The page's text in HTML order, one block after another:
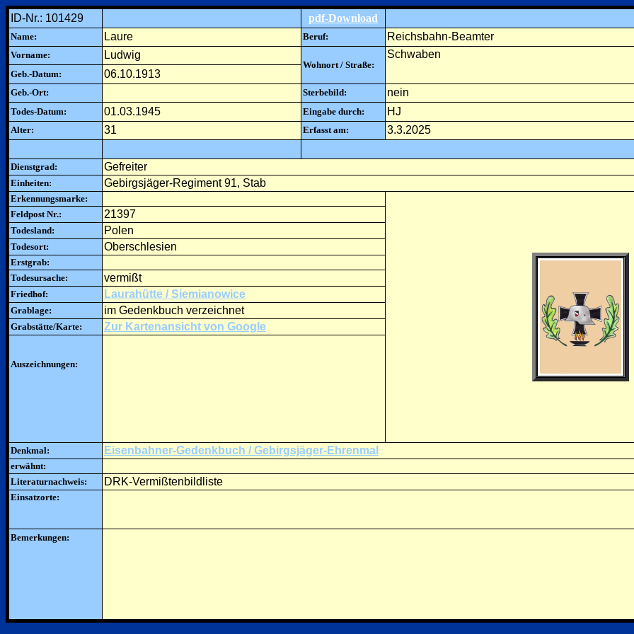
ID-Nr.: 101429 pdf-Download
Name: Laure Beruf: Reichsbahn-Beamter
Vorname: Ludwig
Wohnort / Straße:
Schwaben
Geb.-Datum: 06.10.1913
Geb.-Ort: Sterbebild: nein
Todes-Datum: 01.03.1945 Eingabe durch: HJ
Alter: 31 Erfasst am: 3.3.2025
Dienstgrad: Gefreiter
Einheiten: Gebirgsjäger-Regiment 91, Stab
Erkennungsmarke:
Feldpost Nr.:
21397
Todesland: Polen
Todesort: Oberschlesien
Erstgrab:
Todesursache:
vermißt
Friedhof: Laurahütte / Siemianowice
Grablage: im Gedenkbuch verzeichnet
Grabstätte/Karte: Zur Kartenansicht von Google
Auszeichnungen:
Denkmal: Eisenbahner-Gedenkbuch / Gebirgsjäger-Ehrenmal
erwähnt:
Literaturnachweis:
DRK-Vermißtenbildliste
Einsatzorte:
Bemerkungen: